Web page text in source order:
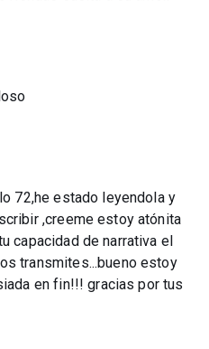
72,he estado leyendola y
,creeme estoy atónita
capacidad de narrativa el
transmites...bueno estoy
en fin!!! gracias por tus